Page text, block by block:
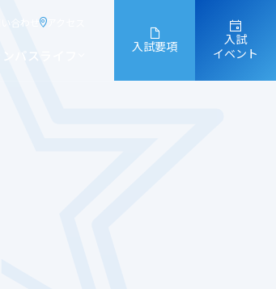
い合わせ
パスライフ
入試要項
入試
イベント